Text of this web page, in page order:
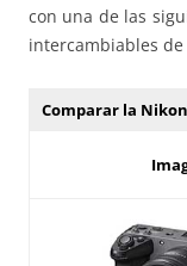
con una de las
intercambiables
Comparar la